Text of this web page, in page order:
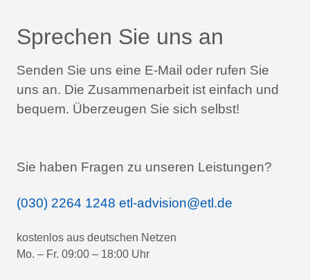
Sprechen Sie uns an
Senden Sie uns eine E-Mail oder rufen Sie
uns an. Die Zusammenarbeit ist einfach und
bequem. Überzeugen Sie sich selbst!
Sie haben Fragen zu unseren Leistungen?
(030) 2264 1248 etl-advision@etl.de
kostenlos aus deutschen Netzen
Mo. – Fr. 09:00 – 18:00 Uhr